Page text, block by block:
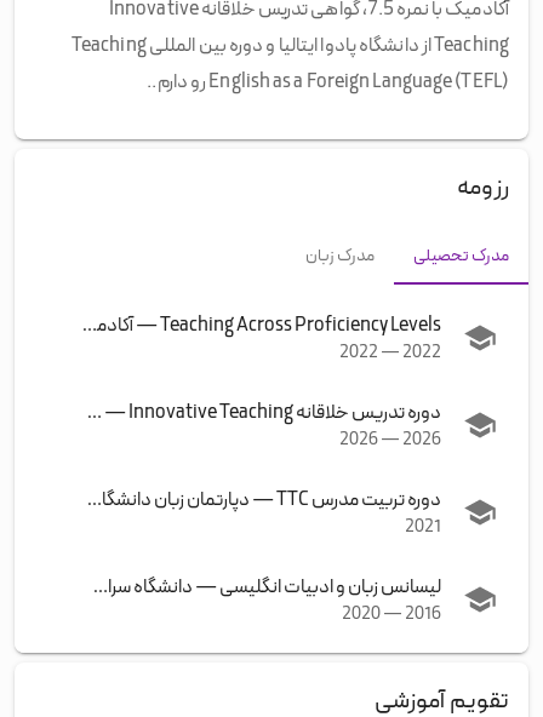
آکادمیک با نمره 7.5، گواهی تدریس خلاقانه Innovative
Teaching از دانشگاه پادوا ایتالیا و دوره بین المللی Teaching
English as a Foreign Language (TEFL) رو دارم..
رزومه
مدرک تحصیلی مدرک زبان
Teaching Across Proficiency Levels
—آکادمی آتیکو - انتشارات جنگل
2022
—
2022
دوره تدریس خلاقانه Innovative Teaching —دانشگاه پادوا
2026
—
2026
دوره تربیت مدرس TTC —دپارتمان زبان دانشگاه شهید بهشتی
2021
لیسانس زبان و ادبیات انگلیسی—دانشگاه سراسری قم
2016
—
2020
تقویم آموزشی